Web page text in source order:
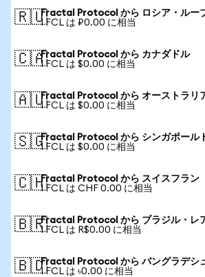
🇷🇺Fractal Protocol から ロシア・ルー
1 FCL は ₽0.00 に相当
🇨🇦Fractal Protocol から カナダドル
1 FCL は $0.00 に相当
🇦🇺Fractal Protocol から オーストラリ
1 FCL は $0.00 に相当
🇸🇬Fractal Protocol から シンガポール
1 FCL は $0.00 に相当
🇨🇭Fractal Protocol から スイスフラン
1 FCL は CHF 0.00 に相当
🇧🇷Fractal Protocol から ブラジル・レ
1 FCL は R$0.00 に相当
🇧🇩Fractal Protocol から バングラデシ
1 FCL は ৳0.00 に相当